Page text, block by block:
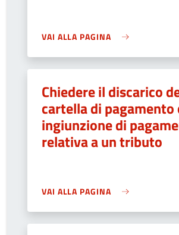
VAI ALLA PAGINA
Chiedere il discarico
cartella di pagamento
ingiunzione di
relativa a un tributo
VAI ALLA PAGINA